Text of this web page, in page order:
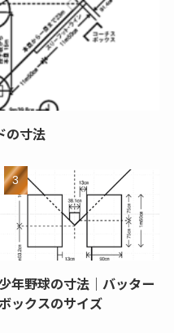
の寸法
年野球の寸法｜バッター
ックスのサイズ